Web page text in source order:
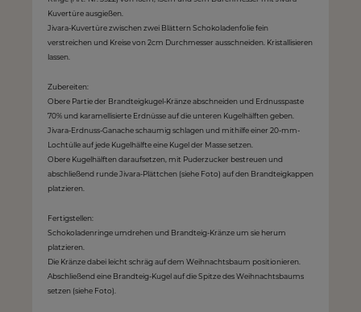
Kuvertüre ausgießen.
Jivara-Kuvertüre zwischen zwei Blättern Schokoladenfolie fein
verstreichen und Kreise von 2cm Durchmesser ausschneiden. Kristallisieren
lassen.
Zubereiten:
Obere Partie der Brandteigkugel-Kränze abschneiden und Erdnusspaste
70% und karamellisierte Erdnüsse auf die unteren Kugelhälften geben.
Jivara-Erdnuss-Ganache schaumig schlagen und mithilfe einer 20-mm-
Lochtülle auf jede Kugelhälfte eine Kugel der Masse setzen.
Obere Kugelhälften daraufsetzen, mit Puderzucker bestreuen und
abschließend runde Jivara-Plättchen (siehe Foto) auf den Brandteigkappen
platzieren.
Fertigstellen:
Schokoladenringe umdrehen und Brandteig-Kränze um sie herum
platzieren.
Die Kränze dabei leicht schräg auf dem Weihnachtsbaum positionieren.
Abschließend eine Brandteig-Kugel auf die Spitze des Weihnachtsbaums
setzen (siehe Foto).